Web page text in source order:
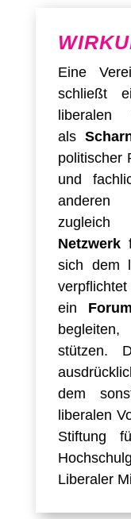
Eine
schließt
liberalen
als
politischer
und
Netzwerk
sich dem
ein
stützen.
dem
liberalen
Stiftung
Liberaler